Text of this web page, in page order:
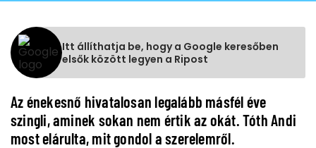
Itt állíthatja be, hogy a Google keresőben
elsők között legyen a Ripost
Az énekesnő hivatalosan legalább másfél éve
szingli, aminek sokan nem értik az okát. Tóth Andi
most elárulta, mit gondol a szerelemről.